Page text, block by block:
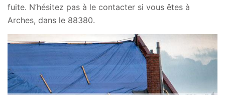
fuite. N’hésitez pas à le contacter si vous êtes à
Arches, dans le 88380.